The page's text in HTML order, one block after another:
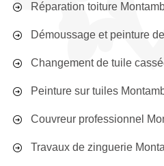
Réparation toiture
Démoussage et peinture
Changement de tuile
Peinture sur tuiles
Couvreur professionnel
Travaux de zinguerie